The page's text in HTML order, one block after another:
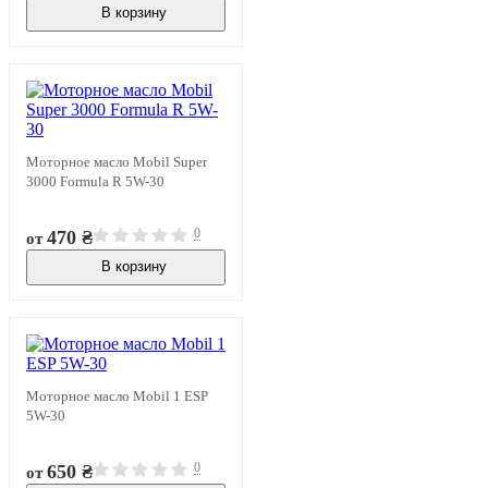
В корзину
Моторное масло Mobil Super
3000 Formula R 5W-30
от470 ₴ 0
В корзину
Моторное масло Mobil 1 ESP
5W-30
от650 ₴ 0